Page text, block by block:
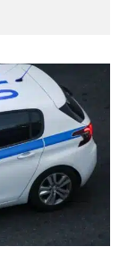
αλλοδαπές
από την
έκρηξη έξω από